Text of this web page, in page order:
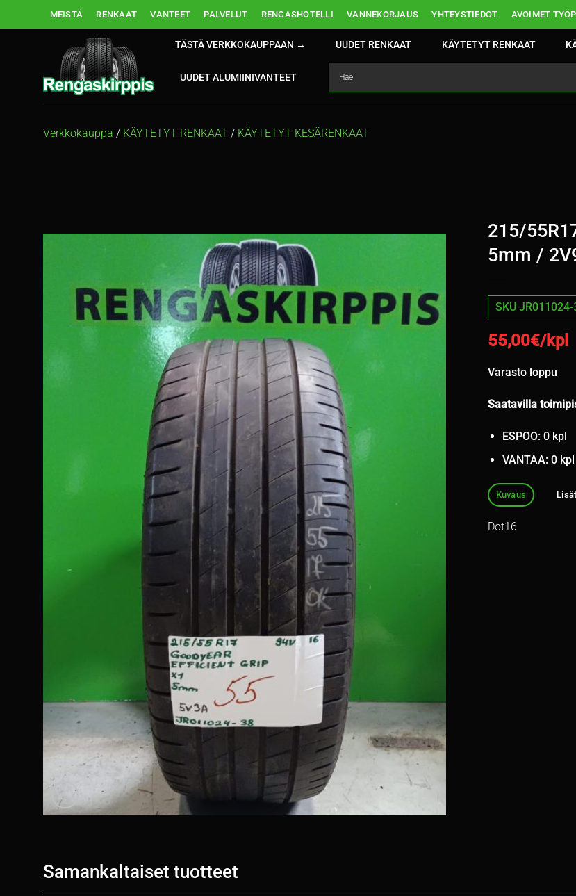
MEISTÄ RENKAAT VANTEET PALVELUT RENGASHOTELLI VANNEKORJAUS YHTEYSTIEDOT AVOIMET
TÄSTÄ VERKKOKAUPPAAN → UUDET RENKAAT KÄYTETYT RENKAAT
UUDET ALUMIINIVANTEET
Verkkokauppa / KÄYTETYT RENKAAT / KÄYTETYT KESÄRENKAAT
215/
5mm /
SKU JR011024-
55,00€/kpl
Varasto loppu
Saatavilla
ESPOO: 0 kpl
VANTAA: 0 kpl
Kuvaus
Dot16
Samankaltaiset tuotteet